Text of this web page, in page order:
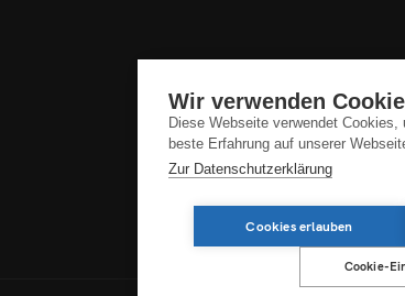
Wir verwenden
Diese Webseite verwendet
beste Erfahrung auf unserer
Zur Datenschutzerklärung
Cookies erlauben
Cookie-